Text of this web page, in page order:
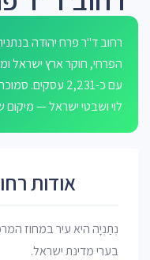
רחוב ד"ר פרח יהודה
הפרחי, חוקר ארץ ישראל
עם כ-2,231
לוי ושבטי ישראל — מיקום
אודות
נְתַנְיָה היא עיר במחוז
בערי מדינת ישראל.